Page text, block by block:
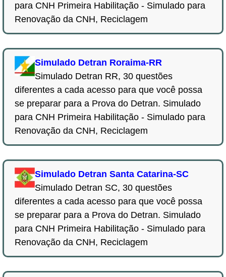
para CNH Primeira Habilitação - Simulado para
Renovação da CNH, Reciclagem
Simulado Detran Roraima-RR
Simulado Detran RR, 30 questões
diferentes a cada acesso para que você possa
se preparar para a Prova do Detran. Simulado
para CNH Primeira Habilitação - Simulado para
Renovação da CNH, Reciclagem
Simulado Detran Santa Catarina-SC
Simulado Detran SC, 30 questões
diferentes a cada acesso para que você possa
se preparar para a Prova do Detran. Simulado
para CNH Primeira Habilitação - Simulado para
Renovação da CNH, Reciclagem